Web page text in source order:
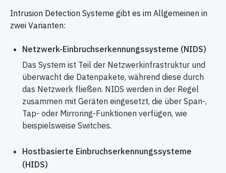
Intrusion Detection Systeme gibt es im Allgemeinen in
zwei Varianten:
Netzwerk-Einbruchserkennungssysteme (NIDS)
Das System ist Teil der Netzwerkinfrastruktur und
überwacht die Datenpakete, während diese durch
das Netzwerk fließen. NIDS werden in der Regel
zusammen mit Geräten eingesetzt, die über Span-,
Tap- oder Mirroring-Funktionen verfügen, wie
beispielsweise Switches.
Hostbasierte Einbruchserkennungssysteme
(HIDS)